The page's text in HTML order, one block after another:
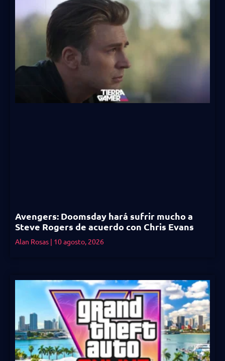
Avengers: Doomsday hará sufrir mucho a
Steve Rogers de acuerdo con Chris Evans
Alan Rosas 10 agosto, 2026